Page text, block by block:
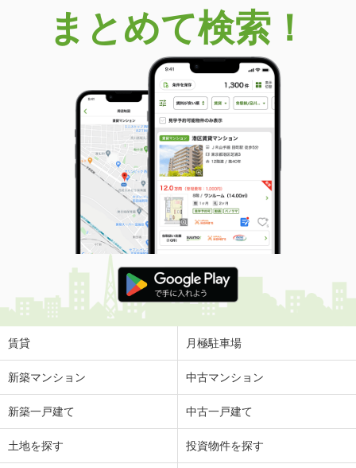
まとめて検索！
賃貸 月極駐車場
新築マンション 中古マンション
新築一戸建て 中古一戸建て
土地を探す 投資物件を探す